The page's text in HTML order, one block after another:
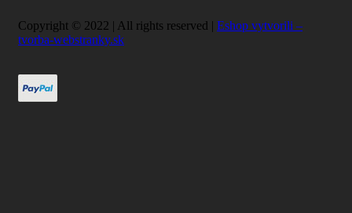
Copyright © 2022 | All rights reserved | Eshop vytvorili –
tvorba-webstranky.sk